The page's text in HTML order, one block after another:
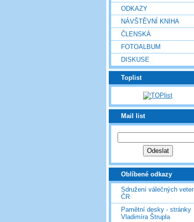
ODKAZY
NÁVŠTĚVNÍ KNIHA
ČLENSKÁ
FOTOALBUM
DISKUSE
Toplist
Mail list
Oblíbené odkazy
Sdružení válečných
ČR
Pamětní desky - stránky
Vladimíra Štrupla